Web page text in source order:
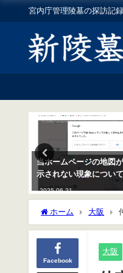
宮内庁管理陵墓の探訪記録
当ホームページの地図
示されない現象について
2025-06-21
ホーム 大阪
Facebook
大阪